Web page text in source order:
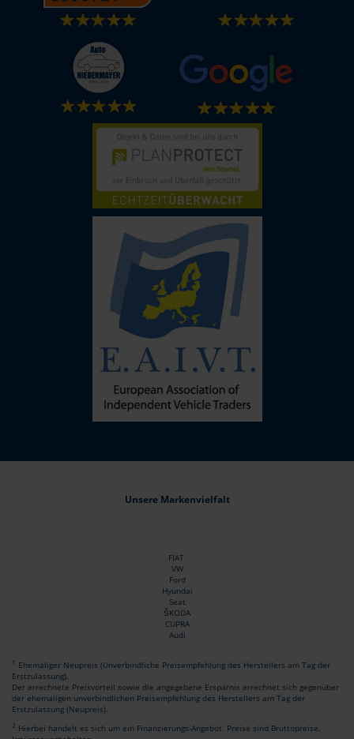
Unsere Markenvielfalt
FIAT
VW
Ford
Hyundai
Seat
ŠKODA
CUPRA
Audi
1 Ehemaliger Neupreis (Unverbindliche Preisempfehlung des Herstellers am Tag der
Erstzulassung).
Der errechnete Preisvorteil sowie die angegebene Ersparnis errechnet sich gegenüber
der ehemaligen unverbindlichen Preisempfehlung des Herstellers am Tag der
Erstzulassung (Neupreis).
2 Hierbei handelt es sich um ein Finanzierungs-Angebot. Preise sind Bruttopreise.